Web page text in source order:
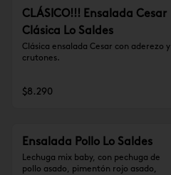
CLÁSICO!!! Ensalada Cesar
Clásica Lo Saldes
Clásica ensalada Cesar con aderezo y
crutones.
$8.290
Ensalada Pollo Lo Saldes
Lechuga mix baby, con pechuga de
pollo asado, pimentón rojo asado,